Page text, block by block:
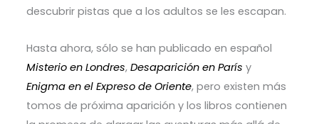
descubrir pistas que a los adultos se les escapan.
Hasta ahora, sólo se han publicado en español
Misterio en Londres, Desaparición en París y
Enigma en el Expreso de Oriente, pero existen más
tomos de próxima aparición y los libros contienen